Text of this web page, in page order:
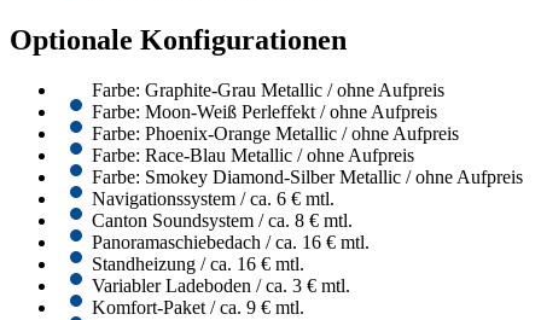
Optionale Konfigurationen
Farbe: Graphite-Grau Metallic / ohne Aufpreis
Farbe: Moon-Weiß Perleffekt / ohne Aufpreis
Farbe: Phoenix-Orange Metallic / ohne Aufpreis
Farbe: Race-Blau Metallic / ohne Aufpreis
Farbe: Smokey Diamond-Silber Metallic / ohne Aufpreis
Navigationssystem / ca. 6 € mtl.
Canton Soundsystem / ca. 8 € mtl.
Panoramaschiebedach / ca. 16 € mtl.
Standheizung / ca. 16 € mtl.
Variabler Ladeboden / ca. 3 € mtl.
Komfort-Paket / ca. 9 € mtl.